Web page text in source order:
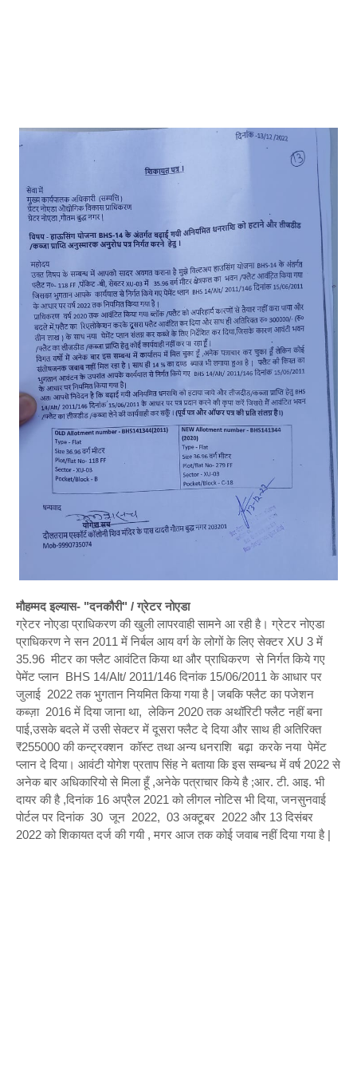
मौहम्मद इल्यास- "दनकौरी" / ग्रेटर नोएडा
ग्रेटर नोएडा प्राधिकरण की खुली लापरवाही सामने आ रही है। ग्रेटर नोएडा
प्राधिकरण ने सन 2011 में निर्बल आय वर्ग के लोगों के लिए सेक्टर XU 3 में
35.96 मीटर का फ्लैट आवंटित किया था और प्राधिकरण से निर्गत किये गए
पेमेंट प्लान BHS 14/Alt/ 2011/146 दिनांक 15/06/2011 के आधार पर
जुलाई 2022 तक भुगतान नियमित किया गया है | जबकि फ्लैट का पजेशन
कब्ज़ा 2016 में दिया जाना था, लेकिन 2020 तक अथॉरिटी फ्लैट नहीं बना
पाई,उसके बदले में उसी सेक्टर में दूसरा फ्लैट दे दिया और साथ ही अतिरिक्त
₹255000 की कन्ट्रक्शन कॉस्ट तथा अन्य धनराशि बढ़ा करके नया पेमेंट
प्लान दे दिया। आवंटी योगेश प्रताप सिंह ने बताया कि इस सम्बन्ध में वर्ष 2022 से
अनेक बार अधिकारियो से मिला हूँ ,अनेके पत्राचार किये है ;आर. टी. आइ. भी
दायर की है ,दिनांक 16 अप्रैल 2021 को लीगल नोटिस भी दिया, जनसुनवाई
पोर्टल पर दिनांक 30 जून 2022, 03 अक्टूबर 2022 और 13 दिसंबर
2022 को शिकायत दर्ज की गयी , मगर आज तक कोई जवाब नहीं दिया गया है |